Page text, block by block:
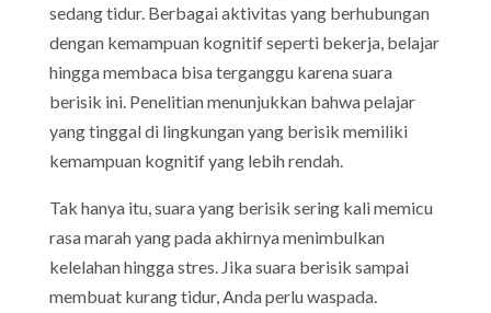
sedang tidur. Berbagai aktivitas yang berhubungan
dengan kemampuan kognitif seperti bekerja, belajar
hingga membaca bisa terganggu karena suara
berisik ini. Penelitian menunjukkan bahwa pelajar
yang tinggal di lingkungan yang berisik memiliki
kemampuan kognitif yang lebih rendah.
Tak hanya itu, suara yang berisik sering kali memicu
rasa marah yang pada akhirnya menimbulkan
kelelahan hingga stres. Jika suara berisik sampai
membuat kurang tidur, Anda perlu waspada.